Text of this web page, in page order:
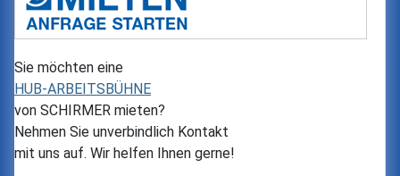
Sie möchten eine
HUB-ARBEITSBÜHNE
von SCHIRMER mieten?
Nehmen Sie unverbindlich Kontakt
mit uns auf. Wir helfen Ihnen gerne!